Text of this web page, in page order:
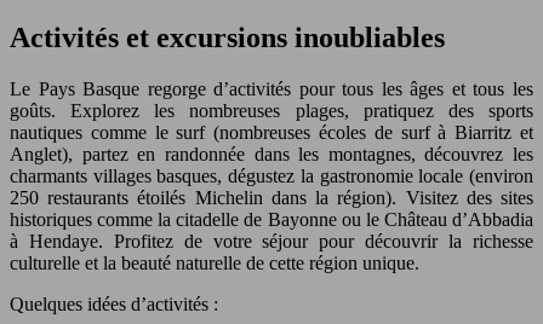
Activités et excursions inoubliables
Le Pays Basque regorge d’activités pour tous les âges et tous les
goûts. Explorez les nombreuses plages, pratiquez des sports
nautiques comme le surf (nombreuses écoles de surf à Biarritz et
Anglet), partez en randonnée dans les montagnes, découvrez les
charmants villages basques, dégustez la gastronomie locale (environ
250 restaurants étoilés Michelin dans la région). Visitez des sites
historiques comme la citadelle de Bayonne ou le Château d’Abbadia
à Hendaye. Profitez de votre séjour pour découvrir la richesse
culturelle et la beauté naturelle de cette région unique.
Quelques idées d’activités :